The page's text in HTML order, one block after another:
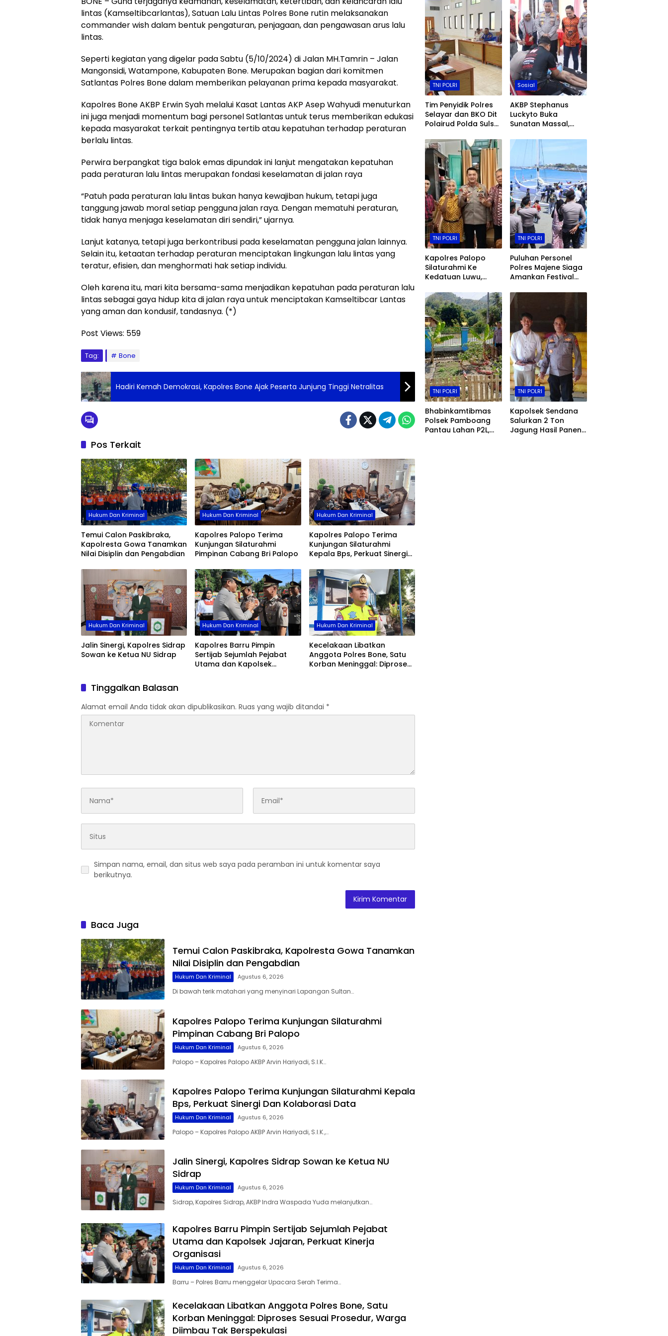
lintas (Kamseltibcarlantas), Satuan Lalu Lintas Polres Bone rutin melaksanakan
commander wish dalam bentuk pengaturan, penjagaan, dan pengawasan arus lalu
lintas.
Seperti kegiatan yang digelar pada Sabtu (5/10/2024) di Jalan MH.Tamrin – Jalan
Mangonsidi, Watampone, Kabupaten Bone. Merupakan bagian dari komitmen
Satlantas Polres Bone dalam memberikan pelayanan prima kepada masyarakat.
Kapolres Bone AKBP Erwin Syah melalui Kasat Lantas AKP Asep Wahyudi menuturkan
ini juga menjadi momentum bagi personel Satlantas untuk terus memberikan edukasi
kepada masyarakat terkait pentingnya tertib atau kepatuhan terhadap peraturan
berlalu lintas.
Perwira berpangkat tiga balok emas dipundak ini lanjut mengatakan kepatuhan
pada peraturan lalu lintas merupakan fondasi keselamatan di jalan raya
“Patuh pada peraturan lalu lintas bukan hanya kewajiban hukum, tetapi juga
tanggung jawab moral setiap pengguna jalan raya. Dengan mematuhi peraturan,
tidak hanya menjaga keselamatan diri sendiri,” ujarnya.
Lanjut katanya, tetapi juga berkontribusi pada keselamatan pengguna jalan lainnya.
Selain itu, ketaatan terhadap peraturan menciptakan lingkungan lalu lintas yang
teratur, efisien, dan menghormati hak setiap individu.
Oleh karena itu, mari kita bersama-sama menjadikan kepatuhan pada peraturan lalu
lintas sebagai gaya hidup kita di jalan raya untuk menciptakan Kamseltibcar Lantas
yang aman dan kondusif, tandasnya. (*)
Post Views: 559
Tag: Bone
Hadiri Kemah Demokrasi, Kapolres Bone Ajak Peserta Junjung Tinggi Netralitas
Pos Terkait
Hukum Dan Kriminal
Temui Calon Paskibraka,
Kapolresta Gowa Tanamkan
Nilai Disiplin dan Pengabdian
Hukum Dan Kriminal
Kapolres Palopo Terima
Kunjungan Silaturahmi
Pimpinan Cabang Bri Palopo
Hukum Dan Kriminal
Kapolres Palopo Terima
Kunjungan Silaturahmi
Kepala Bps, Perkuat Sinergi
Hukum Dan Kriminal
Jalin Sinergi, Kapolres Sidrap
Sowan ke Ketua NU Sidrap
Hukum Dan Kriminal
Kapolres Barru Pimpin
Sertijab Sejumlah Pejabat
Utama dan Kapolsek
Hukum Dan Kriminal
Kecelakaan Libatkan
Anggota Polres Bone, Satu
Korban Meninggal: Diproses
Tinggalkan Balasan
Alamat email Anda tidak akan dipublikasikan. Ruas yang wajib ditandai *
Simpan nama, email, dan situs web saya pada peramban ini untuk komentar saya
berikutnya.
Baca Juga
Temui Calon Paskibraka, Kapolresta Gowa Tanamkan
Nilai Disiplin dan Pengabdian
Hukum Dan Kriminal Agustus 6, 2026
Di bawah terik matahari yang menyinari Lapangan Sultan…
Kapolres Palopo Terima Kunjungan Silaturahmi
Pimpinan Cabang Bri Palopo
Hukum Dan Kriminal Agustus 6, 2026
Palopo – Kapolres Palopo AKBP Arvin Hariyadi, S.I.K…
Kapolres Palopo Terima Kunjungan Silaturahmi Kepala
Bps, Perkuat Sinergi Dan Kolaborasi Data
Hukum Dan Kriminal Agustus 6, 2026
Palopo – Kapolres Palopo AKBP Arvin Hariyadi, S.I.K.,…
Jalin Sinergi, Kapolres Sidrap Sowan ke Ketua NU
Sidrap
Hukum Dan Kriminal Agustus 6, 2026
Sidrap, Kapolres Sidrap, AKBP Indra Waspada Yuda melanjutkan…
Kapolres Barru Pimpin Sertijab Sejumlah Pejabat
Utama dan Kapolsek Jajaran, Perkuat Kinerja
Organisasi
Hukum Dan Kriminal Agustus 6, 2026
Barru – Polres Barru menggelar Upacara Serah Terima…
Kecelakaan Libatkan Anggota Polres Bone, Satu
Korban Meninggal: Diproses Sesuai Prosedur, Warga
Diimbau Tak Berspekulasi
TNI POLRI
Tim Penyidik Polres
Selayar dan BKO Dit
Polairud Polda Sulsel
Status Kasus KLM
Nurul Salsa ke Tahap
Penyidikan
Sosial
AKBP Stephanus
Luckyto Buka
Sunatan Massal,
Kolaborasi dengan
Pemuda Pancasila
TNI POLRI
Kapolres Palopo
Silaturahmi Ke
Kedatuan Luwu,
Jaga Kamtibmas
TNI POLRI
Puluhan Personel
Polres Majene Siaga
Amankan Festival
Mandar (FSTM) 2025
TNI POLRI
Bhabinkamtibmas
Polsek Pamboang
Pantau Lahan P2L,
TNI POLRI
Kapolsek Sendana
Salurkan 2 Ton
Jagung Hasil Panen